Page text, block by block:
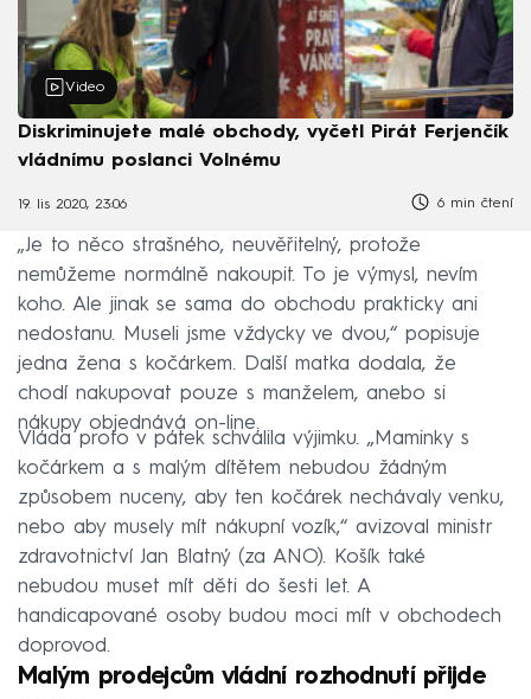
Video
Diskriminujete malé obchody, vyčetl Pirát Ferjenčík
vládnímu poslanci Volnému
19. lis 2020, 23:06 6 min čtení
„Je to něco strašného, neuvěřitelný, protože
nemůžeme normálně nakoupit. To je výmysl, nevím
koho. Ale jinak se sama do obchodu prakticky ani
nedostanu. Museli jsme vždycky ve dvou,“ popisuje
jedna žena s kočárkem. Další matka dodala, že
chodí nakupovat pouze s manželem, anebo si
nákupy objednává on-line.
Vláda proto v pátek schválila výjimku. „Maminky s
kočárkem a s malým dítětem nebudou žádným
způsobem nuceny, aby ten kočárek nechávaly venku,
nebo aby musely mít nákupní vozík,“ avizoval ministr
zdravotnictví Jan Blatný (za ANO). Košík také
nebudou muset mít děti do šesti let. A
handicapované osoby budou moci mít v obchodech
doprovod.
Malým prodejcům vládní rozhodnutí přijde